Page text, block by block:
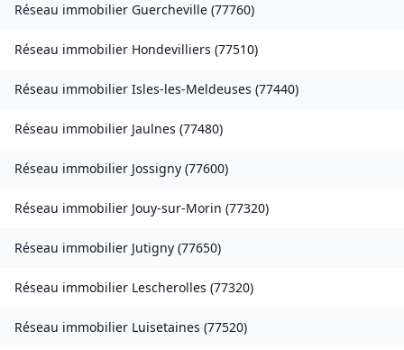
Réseau immobilier Guercheville (77760)
Réseau immobilier Hondevilliers (77510)
Réseau immobilier Isles-les-Meldeuses (77440)
Réseau immobilier Jaulnes (77480)
Réseau immobilier Jossigny (77600)
Réseau immobilier Jouy-sur-Morin (77320)
Réseau immobilier Jutigny (77650)
Réseau immobilier Lescherolles (77320)
Réseau immobilier Luisetaines (77520)